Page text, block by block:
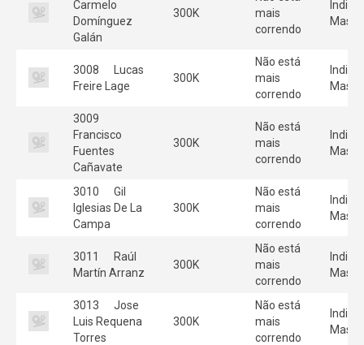
Carmelo
Domínguez
Galán
300K
mais
correndo
3008
Lucas
Freire Lage
300K
Não está
mais
correndo
3009
Francisco
Fuentes
Cañavate
300K
Não está
mais
correndo
3010
Gil
Iglesias De La
Campa
300K
Não está
mais
correndo
3011
Raúl
Martín Arranz
300K
Não está
mais
correndo
3013
Jose
Luis Requena
Torres
300K
Não está
mais
correndo